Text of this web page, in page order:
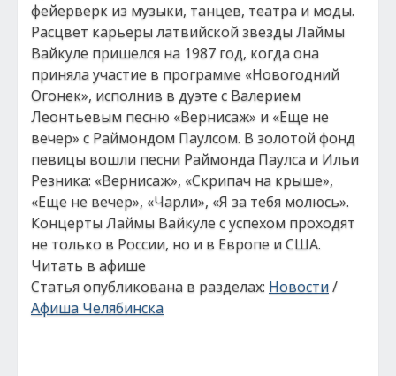
фейерверк из музыки, танцев, театра и моды.
Расцвет карьеры латвийской звезды Лаймы
Вайкуле пришелся на 1987 год, когда она
приняла участие в программе «Новогодний
Огонек», исполнив в дуэте с Валерием
Леонтьевым песню «Вернисаж» и «Еще не
вечер» с Раймондом Паулсом. В золотой фонд
певицы вошли песни Раймонда Паулса и Ильи
Резника: «Вернисаж», «Скрипач на крыше»,
«Еще не вечер», «Чарли», «Я за тебя молюсь».
Концерты Лаймы Вайкуле с успехом проходят
не только в России, но и в Европе и США.
Читать в афише
Статья опубликована в разделах: Новости/
Афиша Челябинска